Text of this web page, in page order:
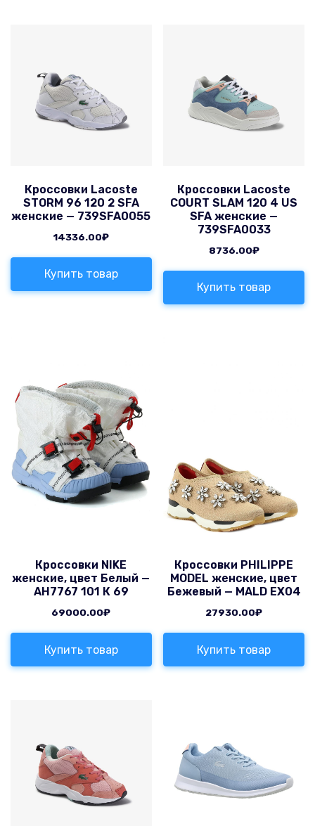
Кроссовки Lacoste
STORM 96 120 2 SFA
женские — 739SFA0055
14336.00₽
Купить товар
Кроссовки Lacoste
COURT SLAM 120 4 US
SFA женские —
739SFA0033
8736.00₽
Купить товар
Кроссовки NIKE
женские, цвет Белый —
AH7767 101 К 69
69000.00₽
Купить товар
Кроссовки PHILIPPE
MODEL женские, цвет
Бежевый — MALD EX04
27930.00₽
Купить товар